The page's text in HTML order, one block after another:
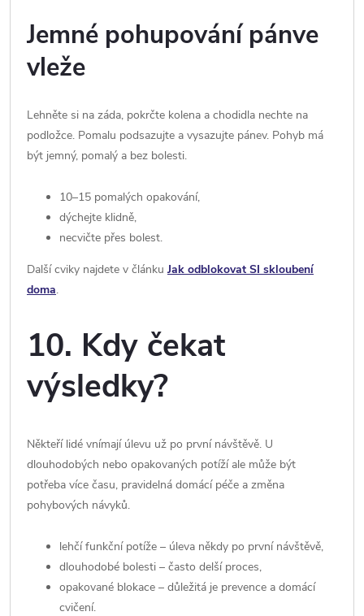
Jemné pohupování pánve
vleže
Lehněte si na záda, pokrčte kolena a chodidla nechte na
podložce. Pomalu podsazujte a vysazujte pánev. Pohyb má
být jemný, pomalý a bez bolesti.
10–15 pomalých opakování,
dýchejte klidně,
necvičte přes bolest.
Další cviky najdete v článku Jak odblokovat SI skloubení
doma.
10. Kdy čekat
výsledky?
Někteří lidé vnímají úlevu už po první návštěvě. U
dlouhodobých nebo opakovaných potíží ale může být
potřeba více času, pravidelná domácí péče a změna
pohybových návyků.
lehčí funkční potíže – úleva někdy po první návštěvě,
dlouhodobé bolesti – často delší proces,
opakované blokace – důležitá je prevence a domácí
cvičení.